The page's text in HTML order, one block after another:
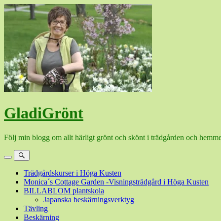
Hoppa
GladiGrönt
Följ min blogg om allt härligt grönt och skönt i trädgården och
MenySök
Trädgårdskurser i Höga Kusten
Monica´s Cottage Garden -Visningsträdgård i Höga Kusten
BILLABLOM plantskola
Japanska beskärningsverktyg
Tävling
Beskärning